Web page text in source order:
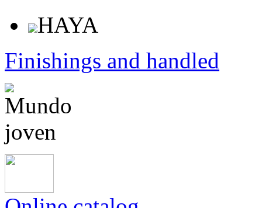
HAYA
Finishings and handled